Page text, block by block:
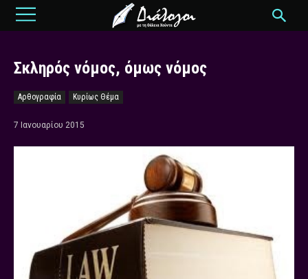
Σκληρός νόμος, όμως νόμος
Αρθογραφία Κυρίως Θέμα
7 Ιανουαρίου 2015